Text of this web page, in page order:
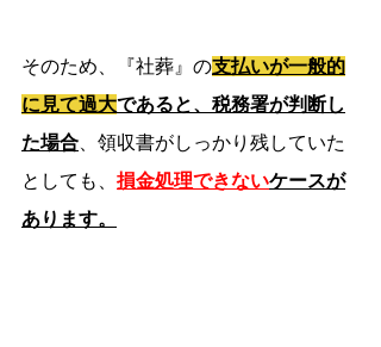
そのため、『社葬』の支払いが一般的
に見て過大であると、税務署が判断し
た場合 、領収書がしっかり残していた
としても、 損金処理できないケースが
あります。